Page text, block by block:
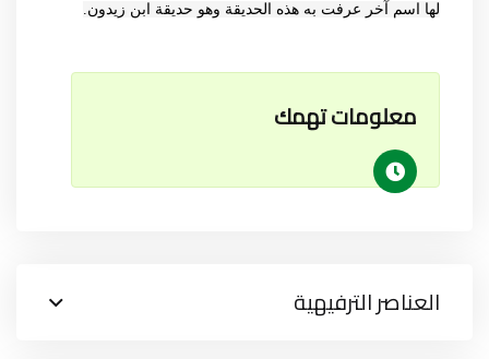
لها اسم آخر عرفت به هذه الحديقة وهو حديقة ابن زيدون.
معلومات تهمك
العناصر الترفيهية